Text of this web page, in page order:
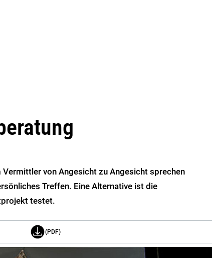
von Angesicht zu Angesicht sprechen
Treffen. Eine Alternative ist die
testet.
(PDF)